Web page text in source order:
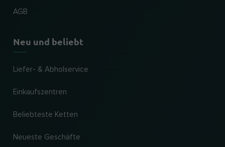
AGB
Neu und beliebt
Liefer- & Abholservice
Einkaufszentren
Beliebteste Ketten
Neueste Geschäfte